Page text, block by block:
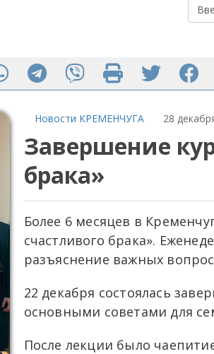
Новости КРЕМЕНЧУГА 28
Завершение
брака»
Более 6 месяцев в
счастливого брака».
разъяснение важных
22 декабря состоялась
основными советами для
После лекции было